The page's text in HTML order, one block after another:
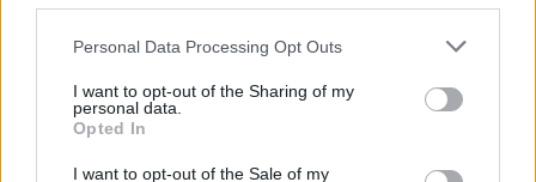
Personal Data Processing Opt Outs
I want to opt-out of the Sharing of my
personal data.
Opted In
I want to opt-out of the Sale of my
32 laipsnių šilumos
Žinios | Orai
V. Zalužno pasisakymą laiko bandymu įsitvirtinti